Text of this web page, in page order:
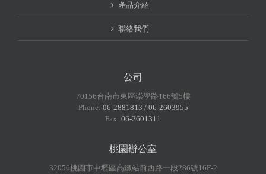
產品介紹
聯絡我們
公司
70156台南市東區崇學路166號5樓
Phone: 06-2881813 / 06-2603955
Fax: 06-2601311
桃園辦公室
32056桃園市中壢區高鐵站前西路一段286號16F-2